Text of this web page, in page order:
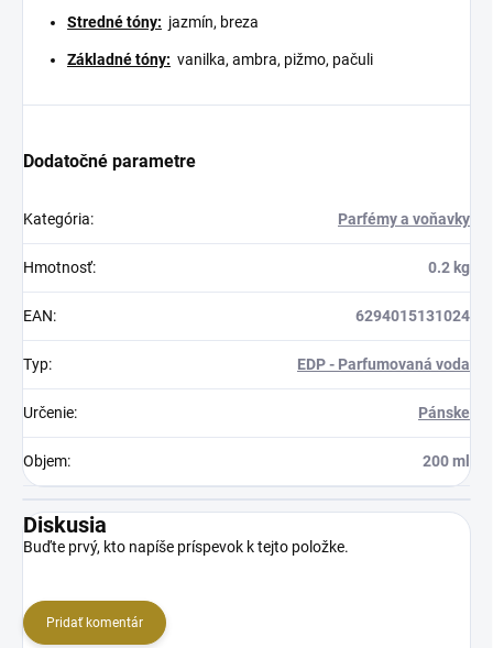
Stredné tóny: jazmín, breza
Základné tóny: vanilka, ambra, pižmo, pačuli
Dodatočné parametre
Kategória: Parfémy a voňavky
Hmotnosť: 0.2 kg
EAN: 6294015131024
Typ: EDP - Parfumovaná voda
Určenie: Pánske
Objem: 200 ml
Diskusia
Buďte prvý, kto napíše príspevok k tejto položke.
Pridať komentár